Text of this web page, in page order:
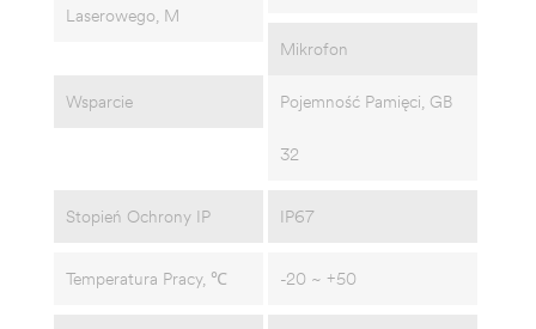
Laserowego, M
Mikrofon
Wsparcie Pojemność Pamięci, GB
32
Stopień Ochrony IP IP67
Temperatura Pracy, ℃ -20 ~ +50